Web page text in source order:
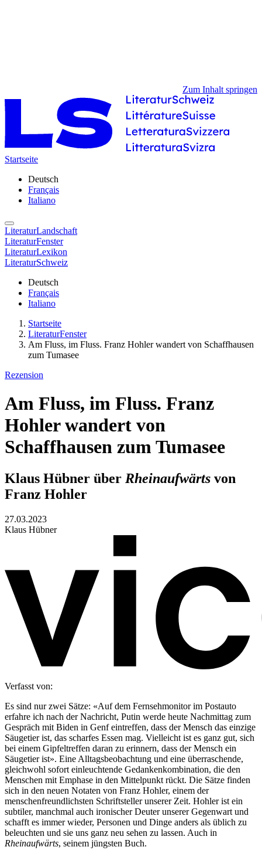
Zum Inhalt springen
Startseite
Deutsch
Français
Italiano
LiteraturLandschaft
LiteraturFenster
LiteraturLexikon
LiteraturSchweiz
Deutsch
Français
Italiano
Startseite
LiteraturFenster
Am Fluss, im Fluss. Franz Hohler wandert von Schaffhausen
zum Tumasee
Rezension
Am Fluss, im Fluss. Franz
Hohler wandert von
Schaffhausen zum Tumasee
Klaus Hübner über Rheinaufwärts von
Franz Hohler
27.03.2023
Klaus Hübner
Verfasst von:
Es sind nur zwei Sätze: «Auf dem Fernsehmonitor im Postauto
erfahre ich nach der Nachricht, Putin werde heute Nachmittag zum
Gespräch mit Biden in Genf eintreffen, dass der Mensch das einzige
Säugetier ist, das scharfes Essen mag. Vielleicht ist es ganz gut, sich
bei einem Gipfeltreffen daran zu erinnern, dass der Mensch ein
Säugetier ist». Eine Alltagsbeobachtung und eine überraschende,
gleichwohl sofort einleuchtende Gedankenkombination, die den
Menschen mit Emphase in den Mittelpunkt rückt. Die Sätze finden
sich in den neuen Notaten von Franz Hohler, einem der
menschenfreundlichsten Schriftsteller unserer Zeit. Hohler ist ein
subtiler, manchmal auch ironischer Deuter unserer Gegenwart und
schafft es immer wieder, Personen und Dinge anders als üblich zu
beleuchten und sie uns ganz neu sehen zu lassen. Auch in
Rheinaufwärts, seinem jüngsten Buch.